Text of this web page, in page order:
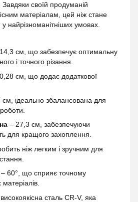
Завдяки своїй продуманій
матеріалам, цей ніж стане
найрізноманітніших умовах.
см, що забезпечує оптимальну
і точного різання.
см, що додає додаткової
см, ідеально збалансована для
– 27,3 см, забезпечуючи
для кращого захоплення.
ніж легким і зручним для
– 60°, що сприяє точному
матеріалів.
сталь CR-V, яка